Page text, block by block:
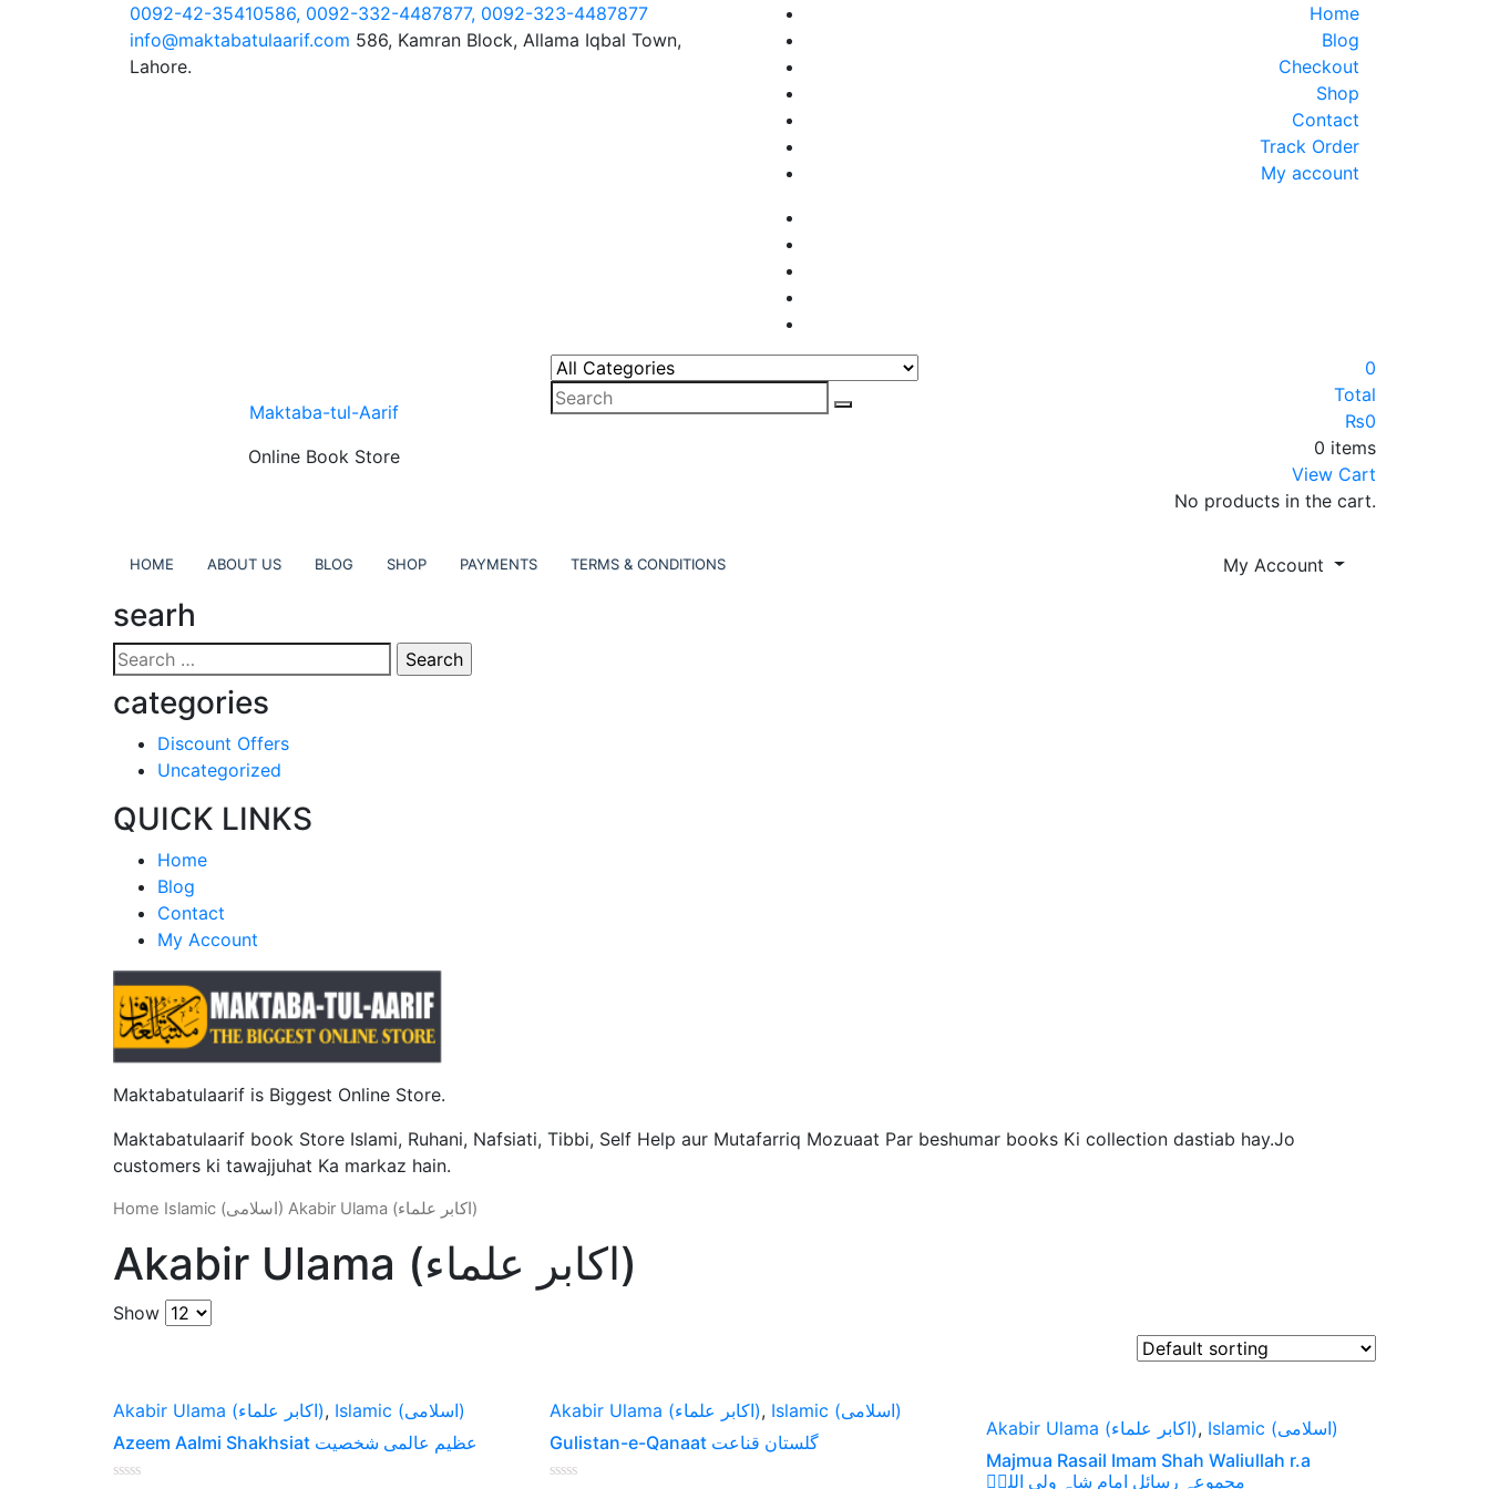
0092-42-35410586, 0092-332-4487877, 0092-323-4487877
info@maktabatulaarif.com 586, Kamran Block, Allama Iqbal Town,
Lahore.
Home
Blog
Checkout
Shop
Contact
Track Order
My account
Maktaba-tul-Aarif
Online Book Store
0
Total
₨0
0 items
View Cart
No products in the cart.
HOME ABOUT US BLOG SHOP PAYMENTS TERMS & CONDITIONS My Account
Home Islamic (اسلامی) Akabir Ulama (اکابر علماء)
Akabir Ulama (اکابر علماء)
Show
Akabir Ulama (اکابر علماء),
Islamic (اسلامی)
Azeem Aalmi Shakhsiat عظیم عالمی شخصیت
Akabir Ulama (اکابر علماء),
Islamic (اسلامی)
Gulistan-e-Qanaat گلستان قناعت
Akabir Ulama (اکابر علماء),
Islamic (اسلامی)
Majmua Rasail Imam Shah Waliullah r.a
مجموعہ رسائل امام شاہ ولی اللہؒ
searh
Search
for:
categories
Discount Offers
Uncategorized
QUICK LINKS
Home
Blog
Contact
My Account
Maktabatulaarif is Biggest Online Store.
Maktabatulaarif book Store Islami, Ruhani, Nafsiati, Tibbi, Self Help aur Mutafarriq Mozuaat Par beshumar books Ki collection dastiab hay.Jo
customers ki tawajjuhat Ka markaz hain.